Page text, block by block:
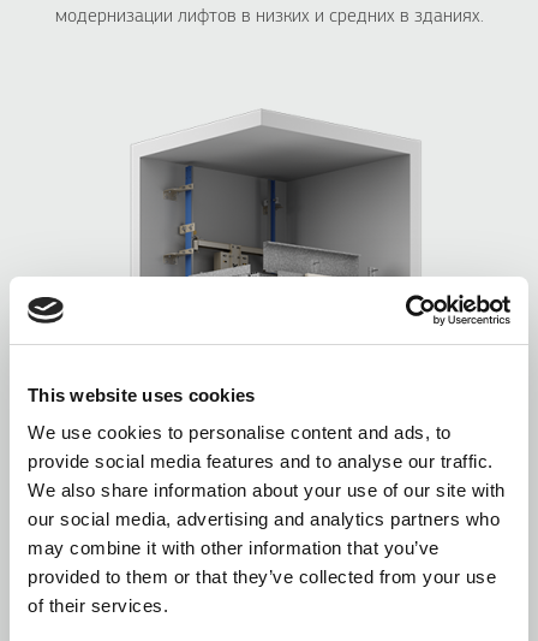
This website uses cookies
We use cookies to personalise content and ads, to
provide social media features and to analyse our traffic.
We also share information about your use of our site with
our social media, advertising and analytics partners who
may combine it with other information that you’ve
provided to them or that they’ve collected from your use
of their services.
модернизации лифтов в низких и средних в зданиях.